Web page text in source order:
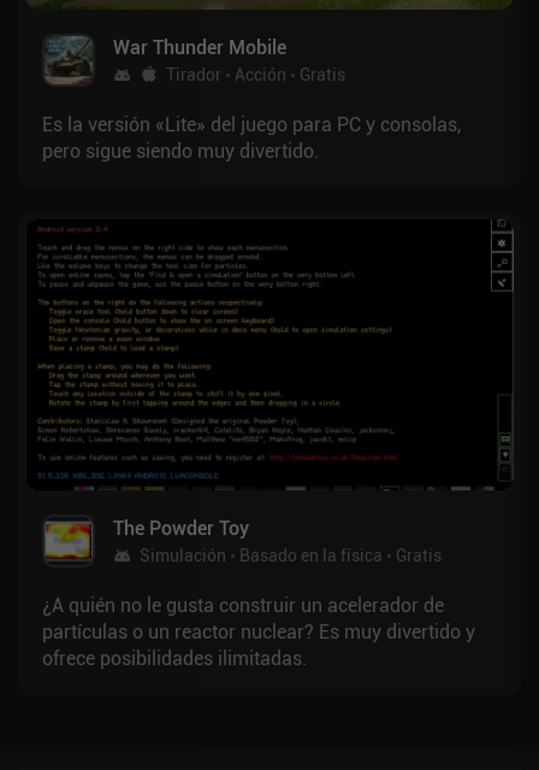
War Thunder Mobile
Tirador Acción Gratis
Es la versión «Lite» del juego para PC y consolas,
pero sigue siendo muy divertido.
The Powder Toy
Simulación Basado en la física Gratis
¿A quién no le gusta construir un acelerador de
partículas o un reactor nuclear? Es muy divertido y
ofrece posibilidades ilimitadas.